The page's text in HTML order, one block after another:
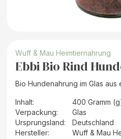
Wuff & Mau Heimtiernahrung
Ebbi Bio Rind
Bio Hundenahrung im Glas
Inhalt:
400 Gramm
Verpackung:
Glas
Ursprungsland:
Deutschland
Hersteller: Wuff & Mau